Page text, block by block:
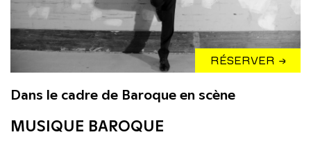
RÉSERVER →
Dans le cadre de Baroque en scène
MUSIQUE BAROQUE